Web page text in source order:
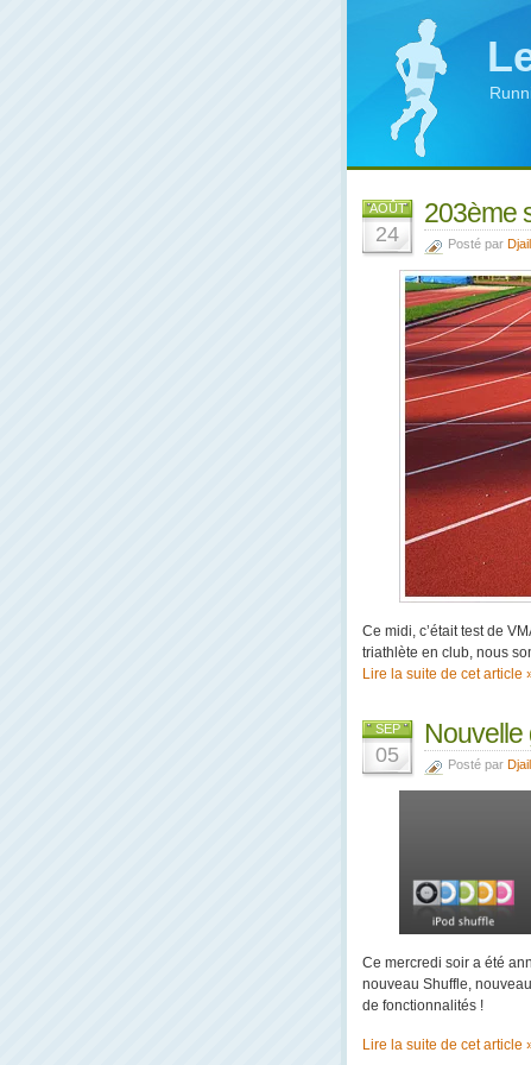
AOÛT
24
203ème
Posté par
Ce midi, c’était test de
triathlète en club, nous
Lire la suite de cet article
SEP
05
Nouvelle
Posté par
Ce mercredi soir a été
nouveau Shuffle,
de fonctionnalités !
Lire la suite de cet article